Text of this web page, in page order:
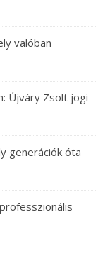
valóban
Újváry Zsolt jogi
generációk óta